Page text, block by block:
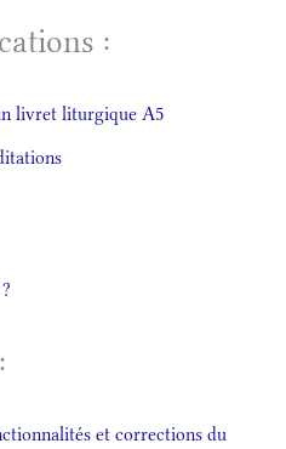
:
livret liturgique A5
et corrections du